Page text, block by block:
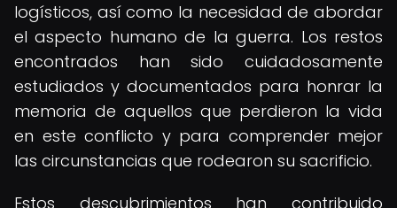
logísticos, así como la necesidad de abordar
el aspecto humano de la guerra. Los restos
encontrados han sido cuidadosamente
estudiados y documentados para honrar la
memoria de aquellos que perdieron la vida
en este conflicto y para comprender mejor
las circunstancias que rodearon su sacrificio.
Estos descubrimientos han contribuido